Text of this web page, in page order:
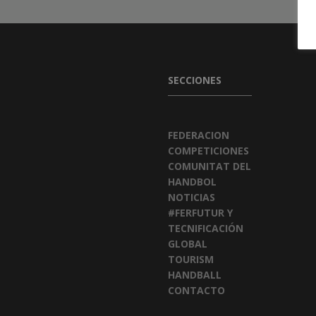
SECCIONES
FEDERACION
COMPETICIONES
COMUNITAT DEL
HANDBOL
NOTICIAS
#FERFUTUR Y
TECNIFICACIÓN
GLOBAL
TOURISM
HANDBALL
CONTACTO